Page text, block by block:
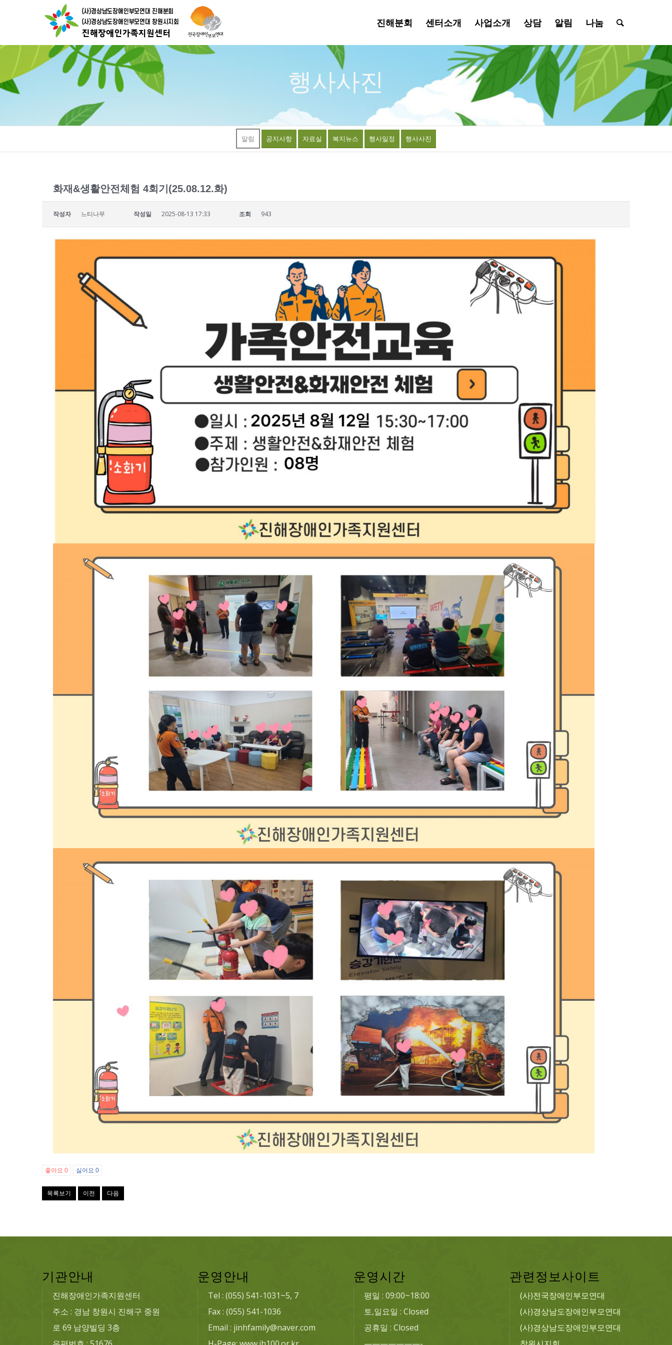
진해분회 센터소개 사업소개 상담 알림 나눔
행사사진
알림 공지사항 자료실 복지뉴스 행사일정 행사사진
화재&생활안전체험 4회기(25.08.12.화)
작성자 느티나무 작성일 2025-08-13 17:33 조회 943
좋아요 0 싫어요 0
목록보기 이전 다음
기관안내
진해장애인가족지원센터
주소 : 경남 창원시 진해구 중원
로 69 남양빌딩 3층
운영안내
Tel : (055) 541-1031~5, 7
Fax : (055) 541-1036
Email : jinhfamily@naver.com
운영시간
평일 : 09:00~18:00
토,일요일 : Closed
공휴일 : Closed
관련정보사이트
(사)전국장애인부모연대
(사)경상남도장애인부모연대
(사)경상남도장애인부모연대